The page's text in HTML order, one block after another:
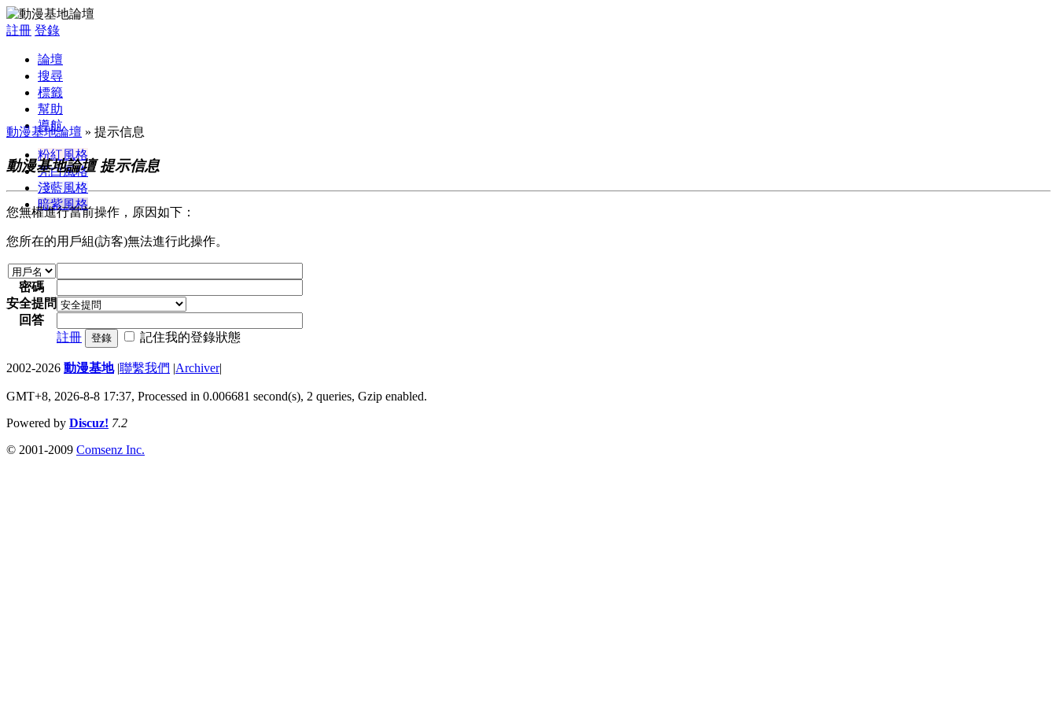
註冊 登錄
論壇
搜尋
標籤
幫助
導航
粉紅風格
亮白風格
淺藍風格
暗紫風格
動漫基地論壇 » 提示信息
動漫基地論壇 提示信息
您無權進行當前操作，原因如下：
您所在的用戶組(訪客)無法進行此操作。
密碼
安全提問
回答
註冊
登錄 記住我的登錄狀態
2002-2026 動漫基地 |聯繫我們 |Archiver|
GMT+8, 2026-8-8 17:37, Processed in 0.006681 second(s), 2 queries, Gzip enabled.
Powered by Discuz! 7.2
© 2001-2009 Comsenz Inc.